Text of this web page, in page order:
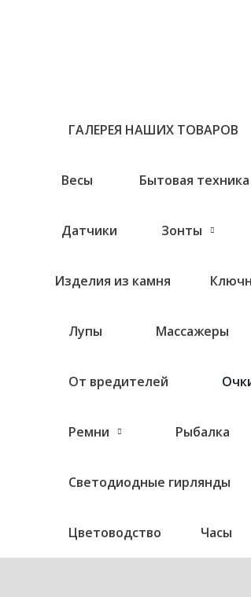
ГАЛЕРЕЯ НАШИХ ТОВАРОВ
Весы Бытовая техника
Датчики Зонты
Изделия из камня
Лупы Массажеры
От вредителей
Ремни Рыбалка
Светодиодные гирлянды
Цветоводство Часы